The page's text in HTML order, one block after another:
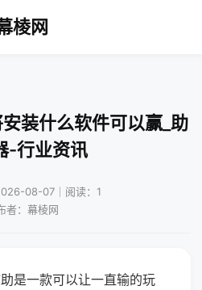
棱网
装什么软件可以赢_助
-行业资讯
08-07｜阅读：1
者：幕棱网
是一款可以让一直输的玩